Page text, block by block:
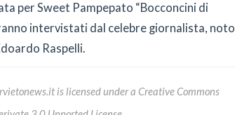
per Sweet Pampepato “Bocconcini di
intervistati dal celebre giornalista, noto
Raspelli.
is licensed under a Creative Commons